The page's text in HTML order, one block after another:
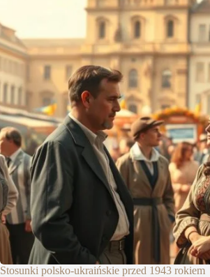
Stosunki polsko-ukraińskie przed 1943 rokiem